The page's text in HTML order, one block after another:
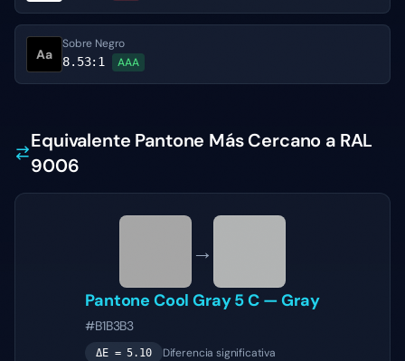
Aa
Sobre Negro
8.53:1 AAA
Equivalente Pantone Más Cercano a RAL
9006
→
Pantone Cool Gray 5 C—Gray
#B1B3B3
ΔE =5.10 Diferencia significativa